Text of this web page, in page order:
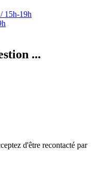
15h-19h
...
d'être recontacté par